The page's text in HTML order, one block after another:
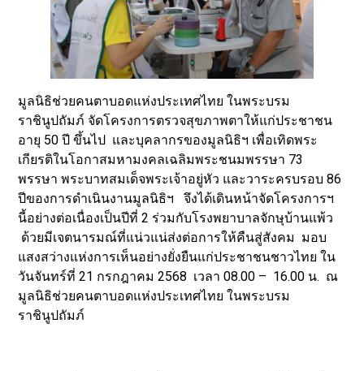
มูลนิธิช่วยคนตาบอดแห่งประเทศไทย ในพระบรม
ราชินูปถัมภ์ จัดโครงการตรวจสุขภาพตาให้แก่ประชาชน
อายุ 50 ปี ขึ้นไป และบุคลากรของมูลนิธิฯ เพื่อเทิดพระ
เกียรติในโอกาสมหามงคลเฉลิมพระชนมพรรษา 73
พรรษา พระบาทสมเด็จพระเจ้าอยู่หัว และวาระครบรอบ 86
ปีของการดำเนินงานมูลนิธิฯ จึงได้เดินหน้าจัดโครงการฯ
นี้อย่างต่อเนื่องเป็นปีที่ 2 ร่วมกับโรงพยาบาลจักษุบ้านแพ้ว
ด้วยมีเจตนารมณ์ที่แน่วแน่ส่งต่อการให้คืนสู่สังคม มอบ
แสงสว่างแห่งการเห็นอย่างยั่งยืนแก่ประชาชนชาวไทย ใน
วันจันทร์ที่ 21 กรกฎาคม 2568 เวลา 08.00 – 16.00 น. ณ
มูลนิธิช่วยคนตาบอดแห่งประเทศไทย ในพระบรม
ราชินูปถัมภ์